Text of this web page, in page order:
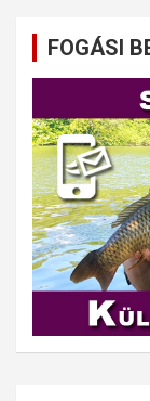
FOGÁSI